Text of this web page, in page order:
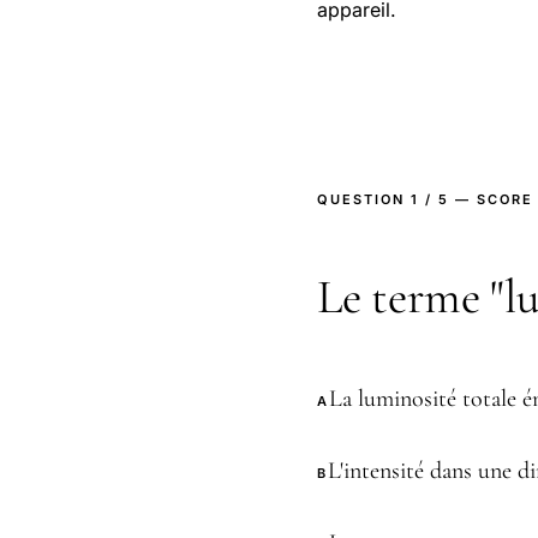
appareil.
QUESTION 1 / 5 — SCORE
Le terme
A La luminosité totale
B L'intensité dans une